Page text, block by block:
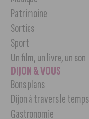
Patrimoine
Sorties
Sport
Un film, un livre, un son
DIJON & VOUS
Bons plans
Dijon à travers le temps
Gastronomie